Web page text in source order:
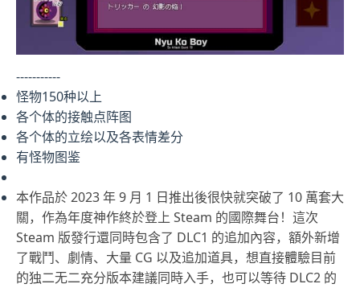
-----------
怪物150种以上
各个体的接触点阵图
各个体的立绘以及各表情差分
有怪物图鉴
本作品於 2023 年 9 月 1 日推出後很快就突破了 10 萬套大
關，作為年度神作終於登上 Steam 的國際舞台！這次
Steam 版發行還同時包含了 DLC1 的追加內容，額外新增
了戰鬥、劇情、大量 CG 以及追加道具，想直接體驗目前
的独二无二充分版本建議同時入手，也可以等待 DLC2 的